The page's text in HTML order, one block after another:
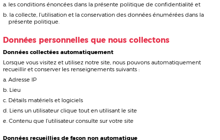
—Tierces parties:les tiers ne seront pas en mesure d’accéder aux
au-delà de ce qui est raisonnablement nécessaire
pour atteindre l’objectif donné.
Autres divulgations: nous nous engageons à ne pas vendre ou partager vos
données avec des tiers, sauf dans les cas suivants :
si elle est requise pour toute procédure judiciaire
à des acheteurs ou des acheteurs potentiels de cette société dans le cas où
nous cherchons à la vendre la société
nous ne sommes pas responsables et n’avons pas de contrôle sur leurs
Combien de temps nous stockons les données
nécessaire pour atteindre les fins pour lesquelles elles sont recueillies.
Comment nous protégeons vos données personnelles